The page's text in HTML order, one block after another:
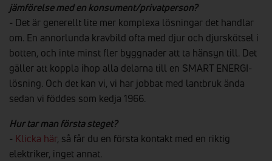
jämförelse med en konsument/privatperson?
- Det är generellt lite mer komplexa lösningar det handlar
om. En annorlunda kravbild ofta med djur och djurskötsel i
botten, och inte minst fler byggnader att ta hänsyn till. Det
gäller att koppla ihop alla delarna till en SMART ENERGI-
lösning. Och det kan vi, vi har jobbat med lantbruk ända
sedan vi föddes som kedja 1966.
Hur tar man första steget?
- Klicka här, så får du en första kontakt med en riktig
elektriker, inget annat.